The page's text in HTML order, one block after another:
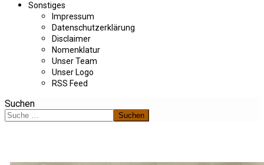
Sonstiges
Impressum
Datenschutzerklärung
Disclaimer
Nomenklatur
Unser Team
Unser Logo
RSS Feed
Suchen
Suchen